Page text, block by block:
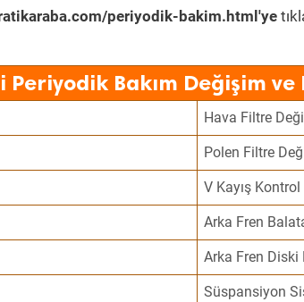
periyodik-bakim.html'ye
Periyodik Bakım Değişim
Hava Filtre
Polen Filtre
V Kayış Kontrol
Arka Fren
Arka Fren Diski
Süspansiyon